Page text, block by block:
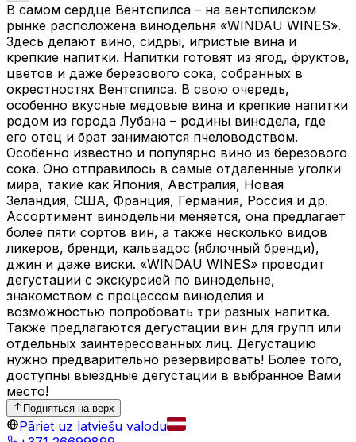
В самом сердце Вентспилса – на вентспилском
рынке расположена винодельня «WINDAU WINES».
Здесь делают вино, сидры, игристые вина и
крепкие напитки. Напитки готовят из ягод, фруктов,
цветов и даже березового сока, собранных в
окрестностях Вентспилса. В свою очередь,
особенно вкусные медовые вина и крепкие напитки
родом из города Лубана – родины винодела, где
его отец и брат занимаются пчеловодством.
Особенно известно и популярно вино из березового
сока. Оно отправилось в самые отдаленные уголки
мира, такие как Япония, Австралия, Новая
Зеландия, США, Франция, Германия, Россия и др.
Ассортимент винодельни меняется, она предлагает
более пяти сортов вин, а также несколько видов
ликеров, бренди, кальвадос (яблочный бренди),
джин и даже виски. «WINDAU WINES» проводит
дегустации с экскурсией по винодельне,
знакомством с процессом виноделия и
возможностью попробовать три разных напитка.
Также предлагаются дегустации вин для групп или
отдельных заинтересованных лиц. Дегустацию
нужно предварительно резервировать! Более того,
доступны выездные дегустации в выбранное Вами
место!
Подняться на верх
Pāriet uz latviešu valodu